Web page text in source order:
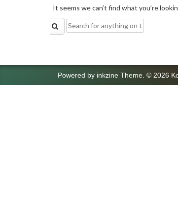
It seems we can’t find what you’re
Search
for:
Powered by inkzine Theme © 2026